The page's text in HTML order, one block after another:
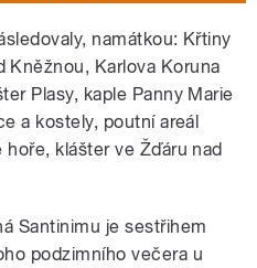
namátkou: Křtiny
Kněžnou, Karlova Koruna
Plasy, kaple Panny Marie
a kostely, poutní areál
klášter ve Žďáru nad
Santinimu je sestřihem
podzimního večera u